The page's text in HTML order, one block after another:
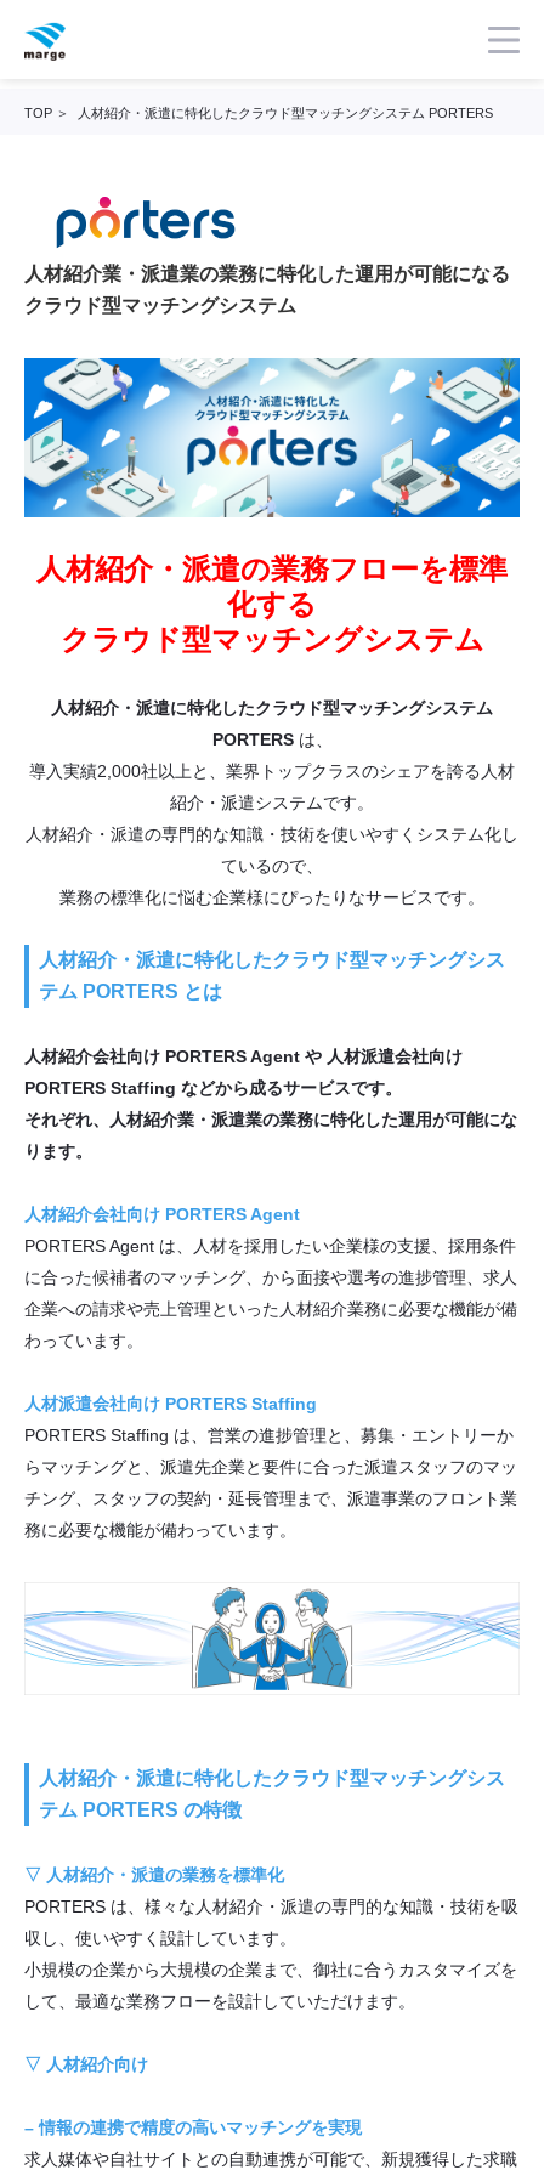
TOP 人材紹介・派遣に特化したクラウド型マッチングシステム PORTERS
人材紹介業・派遣業の業務に特化した運用が可能になる
クラウド型マッチングシステム
人材紹介・派遣の業務フローを標準
化する
クラウド型マッチングシステム
人材紹介・派遣に特化したクラウド型マッチングシステム
PORTERSは、
導入実績2,000社以上と、業界トップクラスのシェアを誇る人材
紹介・派遣システムです。
人材紹介・派遣の専門的な知識・技術を使いやすくシステム化し
ているので、
業務の標準化に悩む企業様にぴったりなサービスです。
人材紹介・派遣に特化したクラウド型マッチングシス
テム PORTERS とは
人材紹介会社向け PORTERS Agent や 人材派遣会社向け
PORTERS Staffing などから成るサービスです。
それぞれ、人材紹介業・派遣業の業務に特化した運用が可能にな
ります。
人材紹介会社向け PORTERS Agent
PORTERS Agent は、人材を採用したい企業様の支援、採用条件
に合った候補者のマッチング、から面接や選考の進捗管理、求人
企業への請求や売上管理といった人材紹介業務に必要な機能が備
わっています。
人材派遣会社向け PORTERS Staffing
PORTERS Staffing は、営業の進捗管理と、募集・エントリーか
らマッチングと、派遣先企業と要件に合った派遣スタッフのマッ
チング、スタッフの契約・延長管理まで、派遣事業のフロント業
務に必要な機能が備わっています。
人材紹介・派遣に特化したクラウド型マッチングシス
テム PORTERS の特徴
▽ 人材紹介・派遣の業務を標準化
PORTERS は、様々な人材紹介・派遣の専門的な知識・技術を吸
収し、使いやすく設計しています。
小規模の企業から大規模の企業まで、御社に合うカスタマイズを
して、最適な業務フローを設計していただけます。
▽ 人材紹介向け
– 情報の連携で精度の高いマッチングを実現
求人媒体や自社サイトとの自動連携が可能で、新規獲得した求職